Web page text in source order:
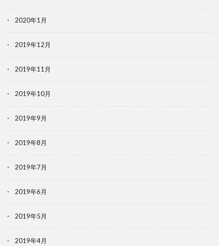
2020年1月
2019年12月
2019年11月
2019年10月
2019年9月
2019年8月
2019年7月
2019年6月
2019年5月
2019年4月